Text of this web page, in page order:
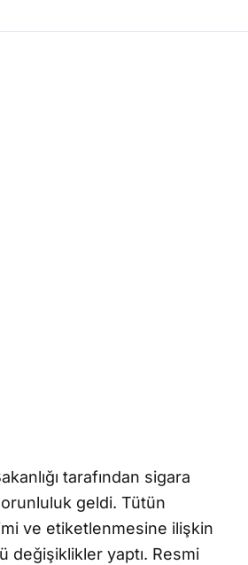
tarafından sigara
geldi. Tütün
ve etiketlenmesine ilişkin
değişiklikler yaptı. Resmi